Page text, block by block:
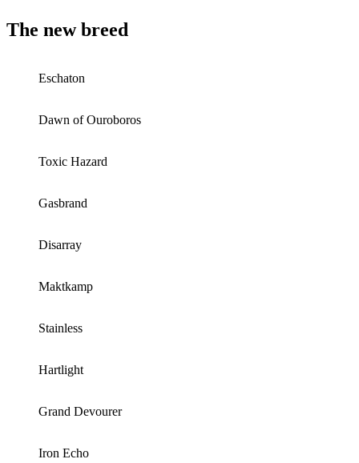
The new breed
Eschaton
Dawn of Ouroboros
Toxic Hazard
Gasbrand
Disarray
Maktkamp
Stainless
Hartlight
Grand Devourer
Iron Echo